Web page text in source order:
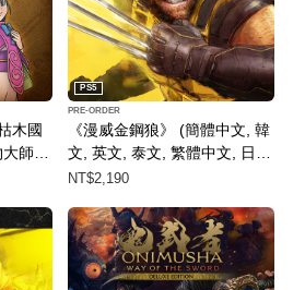
木國
師版
《漫威金鋼狼》 (簡體中文, 韓
文, 英文, 泰文, 繁體中文, 日
文)
PS5
PRE-ORDER
NT$2,190